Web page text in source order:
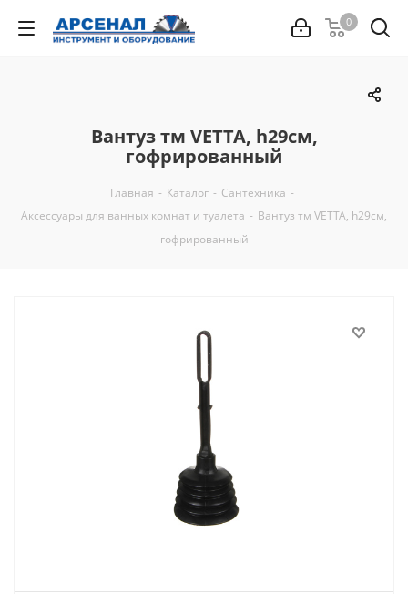
0
Вантуз тм VETTA, h29см,
гофрированный
Главная - Каталог - Сантехника -
Аксессуары для ванных комнат и туалета - Вантуз тм VETTA, h29см,
гофрированный